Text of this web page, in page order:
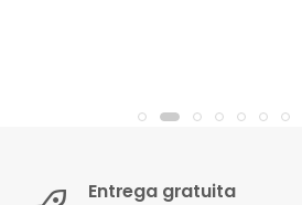
Entrega gratuita